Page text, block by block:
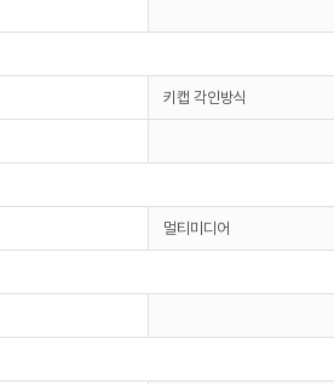
키캡 각인방식
멀티미디어